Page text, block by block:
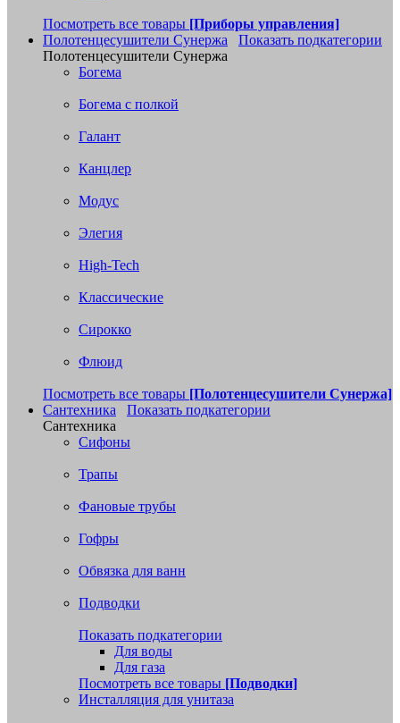
Посмотреть все товары [Приборы управления]
Полотенцесушители Сунержа
Показать подкатегории
Полотенцесушители Сунержа
Богема
Богема с полкой
Галант
Канцлер
Модус
Элегия
High-Tech
Классические
Сирокко
Флюид
Посмотреть все товары [Полотенцесушители Сунержа]
Сантехника
Показать подкатегории
Сантехника
Сифоны
Трапы
Фановые трубы
Гофры
Обвязка для ванн
Подводки
Показать подкатегории
Для воды
Для газа
Посмотреть все товары [Подводки]
Инсталляция для унитаза